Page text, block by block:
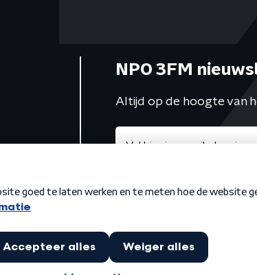
NPO 3FM
Altijd op de hoogte van